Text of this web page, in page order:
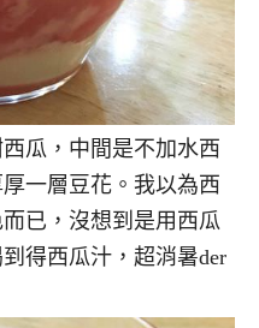
瓜，中間是不加水西
一層豆花。我以為西
已，沒想到是用西瓜
得西瓜汁，超消暑der